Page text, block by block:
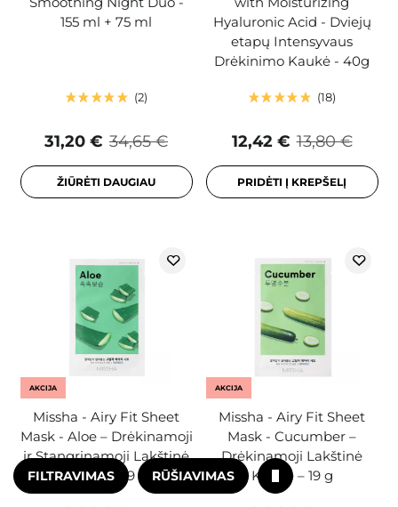
155 ml + 75 ml
2
34,65 €
31,20 €
ŽIŪRĖTI DAUGIAU
Hyaluronic Acid - Dviejų
etapų Intensyvaus
Drėkinimo Kaukė - 40g
18
13,80 €
12,42 €
PRIDĖTI Į KREPŠELĮ
AKCIJA
Missha - Airy Fit Sheet
Mask - Aloe – Drėkinamoji
ir Stangrinamoji Lakštinė
Kaukė – 19 g
AKCIJA
Missha - Airy Fit Sheet
Mask - Cucumber –
Drėkinamoji Lakštinė
Kaukė – 19 g
FILTRAVIMAS RŪŠIAVIMAS